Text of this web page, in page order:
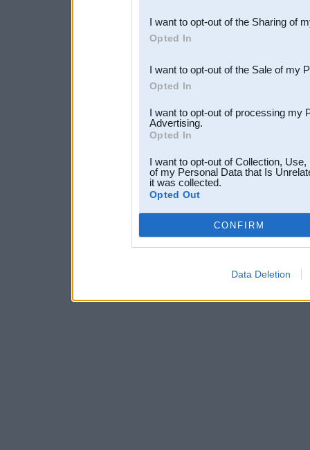
Downstream Participants
third parties.
I want to opt-out of the Sharing of
Opted In
I want to opt-out of the Sale of my
Opted In
I want to opt-out of processing my
Advertising.
Opted In
I want to opt-out of Collection,
of my Personal Data that Is
it was collected.
Opted Out
CONFIRM
Data Deletion